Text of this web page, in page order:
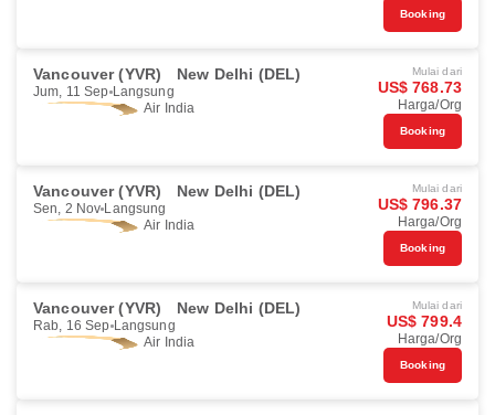
Booking
Vancouver (YVR) New Delhi (DEL)
Jum, 11 Sep Langsung
Air India
Mulai dari
US$ 768.73
Harga/Org
Booking
Vancouver (YVR) New Delhi (DEL)
Sen, 2 Nov Langsung
Air India
Mulai dari
US$ 796.37
Harga/Org
Booking
Vancouver (YVR) New Delhi (DEL)
Rab, 16 Sep Langsung
Air India
Mulai dari
US$ 799.4
Harga/Org
Booking